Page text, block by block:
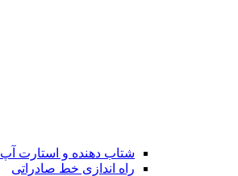
شتاب دهنده و استارت آپ
راه اندازی خط صادراتی